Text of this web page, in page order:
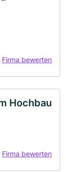
Firma bewerten
Hochbau
Firma bewerten